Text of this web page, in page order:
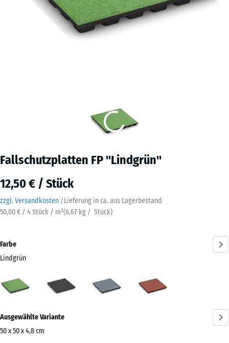
Fallschutzplatten FP "Lindgrün"
12,50 € / Stück
zzgl. Versandkosten /Lieferung in ca. aus Lagerbestand
50,00 € / 4 Stück / m²(6,67 kg / Stück)
Farbe
Lindgrün
(active)
Graphitgrau
Informationen
zu
Ausgewählte Variante
50 x 50 x 4,8 cm